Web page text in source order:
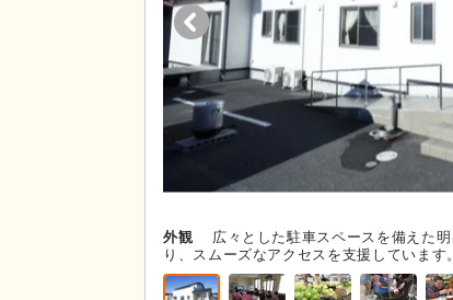
外観
広々とした駐車スペースを備えた
り、スムーズなアクセスを支援しています。